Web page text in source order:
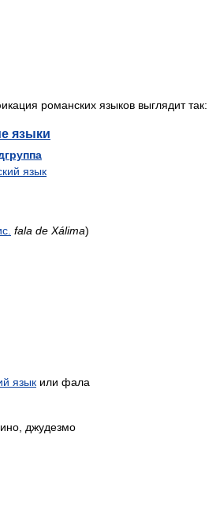
романских языков выглядит так:
языки
язык
fala de Xálima)
язык или фала
джудезмо